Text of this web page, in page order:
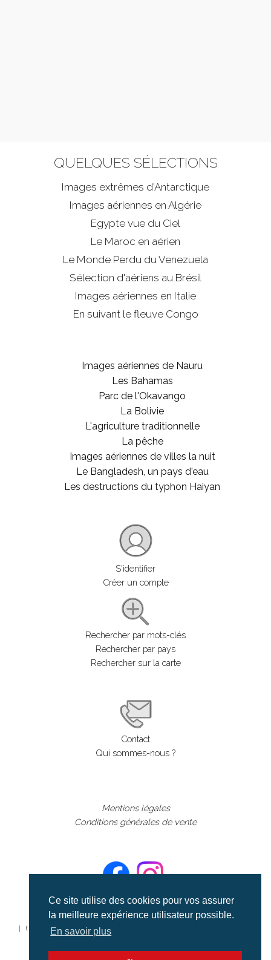
Ce site utilise des cookies pour vos assurer
la meilleure expérience utilisateur possible.
En savoir plus
QUELQUES SÉLECTIONS
Images extrêmes d'Antarctique
Images aériennes en Algérie
Egypte vue du Ciel
Le Maroc en aérien
Le Monde Perdu du Venezuela
Sélection d'aériens au Brésil
Images aériennes en Italie
En suivant le fleuve Congo
Images aériennes de Nauru
Les Bahamas
Parc de l'Okavango
La Bolivie
L'agriculture traditionnelle
La pêche
Images aériennes de villes la nuit
Le Bangladesh, un pays d'eau
Les destructions du typhon Haiyan
S'identifier
Créer un compte
Rechercher par mots-clés
Rechercher par pays
Rechercher sur la carte
Contact
Qui sommes-nous ?
Mentions légales
Conditions générales de vente
©aerialcollection marque déposée 2024
| tous droits réservés | aerialcollection.fr banque d'images
aériennes et documentaires video et cinéma |